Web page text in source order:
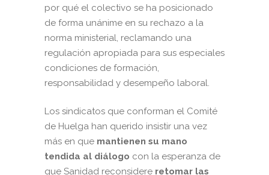
por qué el colectivo se ha posicionado
de forma unánime en su rechazo a la
norma ministerial, reclamando una
regulación apropiada para sus especiales
condiciones de formación,
responsabilidad y desempeño laboral.
Los sindicatos que conforman el Comité
de Huelga han querido insistir una vez
más en que mantienen su mano
tendida al diálogo con la esperanza de
que Sanidad reconsidere retomar las